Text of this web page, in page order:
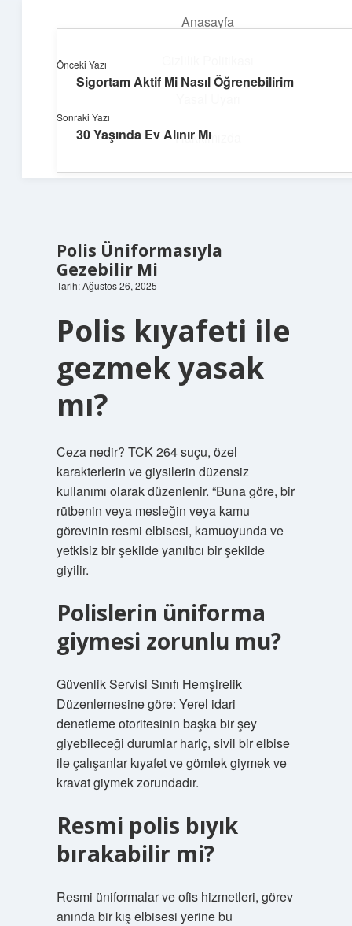
Anasayfa
Hakkımızda
Teknoloji ve İlham
Dijital dünyada keyifli bir macera!
Polis Üniformasıyla
Gezebilir Mi
Tarih: Ağustos 26, 2025
Polis kıyafeti ile
gezmek yasak
mı?
Ceza nedir? TCK 264 suçu, özel
karakterlerin ve giysilerin düzensiz
kullanımı olarak düzenlenir. “Buna göre, bir
rütbenin veya mesleğin veya kamu
görevinin resmi elbisesi, kamuoyunda ve
yetkisiz bir şekilde yanıltıcı bir şekilde
giyilir.
Polislerin üniforma
giymesi zorunlu mu?
Güvenlik Servisi Sınıfı Hemşirelik
Düzenlemesine göre: Yerel idari
denetleme otoritesinin başka bir şey
giyebileceği durumlar hariç, sivil bir elbise
ile çalışanlar kıyafet ve gömlek giymek ve
kravat giymek zorundadır.
Resmi polis bıyık
bırakabilir mi?
Resmi üniformalar ve ofis hizmetleri, görev
anında bir kış elbisesi yerine bu
Önceki Yazı
Sigortam Aktif Mi Nasıl Öğrenebilirim
Sonraki Yazı
30 Yaşında Ev Alınır Mı